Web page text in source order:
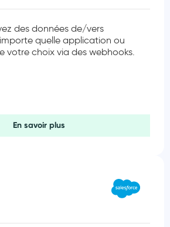
des données de/vers
quelle application ou
votre choix via des webhooks.
En savoir plus